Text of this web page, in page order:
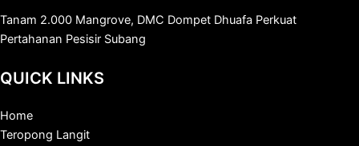
Tanam 2.000 Mangrove, DMC Dompet Dhuafa Perkuat
Pertahanan Pesisir Subang
QUICK LINKS
Home
Teropong Langit